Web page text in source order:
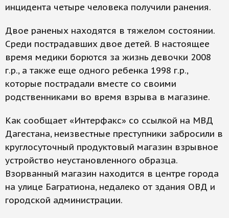
инцидента четыре человека получили ранения.
Двое раненых находятся в тяжелом состоянии.
Среди пострадавших двое детей. В настоящее
время медики борются за жизнь девочки 2008
г.р., а также еще одного ребенка 1998 г.р.,
которые пострадали вместе со своими
родственниками во время взрыва в магазине.
Как сообщает «Интерфакс» со ссылкой на МВД
Дагестана, неизвестные преступники забросили в
круглосуточный продуктовый магазин взрывное
устройство неустановленного образца.
Взорванный магазин находится в центре города
на улице Багратиона, недалеко от здания ОВД и
городской администрации.